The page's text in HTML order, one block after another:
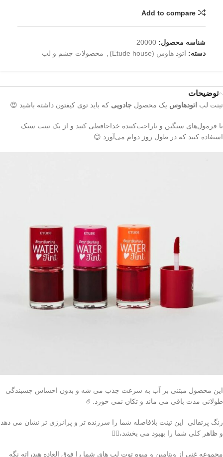
Add to compare
شناسه محصول: 20000
دسته: اتود هاوس (Etude house) محصولات چشم و لب
توضیحات
تینت لب اتودهاوس یک محصول جادویی که باید توی کیفتون داشته باشید 😍
با فرمول‌های سنگین و ناراحت‌کننده خداحافظی کنید و از یک تینت سبک
استفاده کنید که در طول روز دوام می‌آورد.😊
این محصول مبتنی بر آب به سرعت جذب می شه و بدون احساس چسبندگی
طولانی مدت باقی می ماند و تکان نمی خورد.🤌
رنگ پرتقالی این تینت بلافاصله شما را سرزنده تر و پرانرژی تر نشان می دهد
و ظاهر کلی شما را بهبود می بخشد،🤸‍♀️
مجموعه غنی از ویتامین و میوه توت لب های شما را فوق العاده هیدراته نگه